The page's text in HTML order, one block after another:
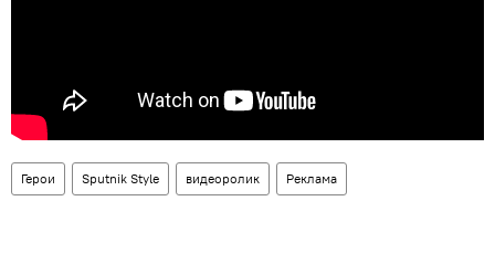
Герои Sputnik Style видеоролик Реклама